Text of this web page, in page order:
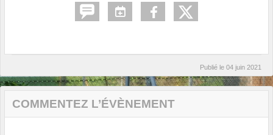
Publié le 04 juin 2021
COMMENTEZ L’ÉVÈNEMENT